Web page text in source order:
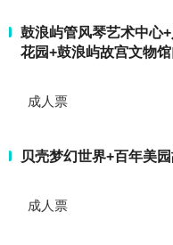
鼓浪屿管风琴艺术中心
花园+鼓浪屿故宫文物
成人票
贝壳梦幻世界+百年美
成人票